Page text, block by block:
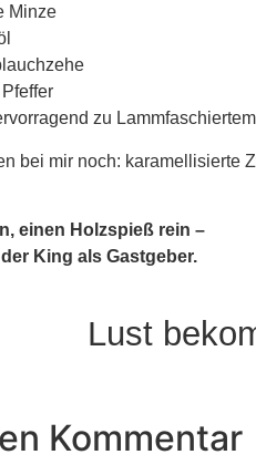
Minze
zu
bei mir noch: karamellisierte
einen Holzspieß rein –
King als Gastgeber.
Lust
Kommentar